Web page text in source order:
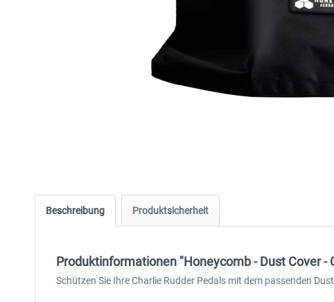
Beschreibung Produktsicherheit
Produktinformationen "Honeycomb - Dust Cover -
Schützen Sie Ihre Charlie Rudder Pedals mit dem passenden